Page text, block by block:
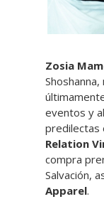
Zosia
eventos y
predilectas
Relation
compra
Salvación,
Apparel.